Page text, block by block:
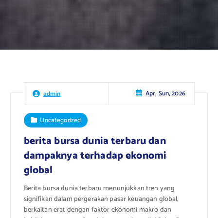
admin Apr, Sun, 2026
Uncategorized
berita bursa dunia terbaru dan
dampaknya terhadap ekonomi
global
Berita bursa dunia terbaru menunjukkan tren yang
signifikan dalam pergerakan pasar keuangan global,
berkaitan erat dengan faktor ekonomi makro dan